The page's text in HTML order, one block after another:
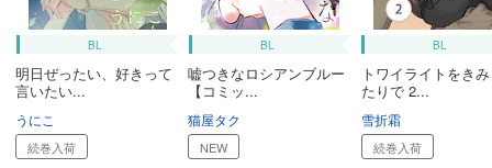
BL
明日ぜったい、好きって
言いたい...
うにこ
続巻入荷
BL
嘘つきなロシアンブルー
【コミッ...
猫屋タク
NEW
BL
トワイライトをき
たりで 2...
雪折霜
続巻入荷